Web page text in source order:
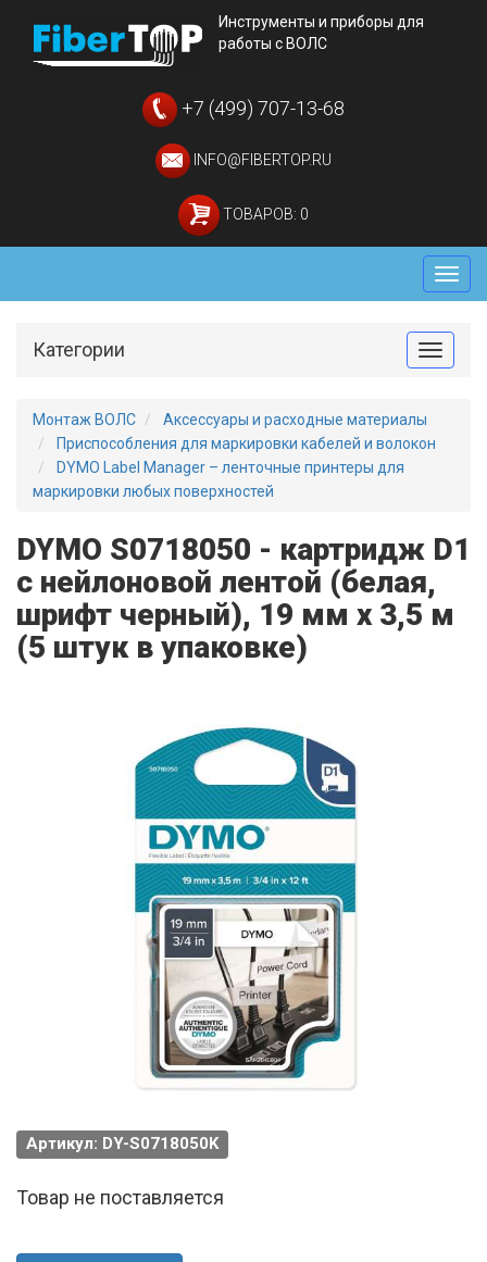
Инструменты и приборы для
работы с ВОЛС
+7 (499) 707-13-68
INFO@FIBERTOP.RU
ТОВАРОВ: 0
Меню
Toggle
Категории
Монтаж ВОЛС
Аксессуары и расходные материалы
Приспособления для маркировки кабелей и волокон
DYMO Label Manager – ленточные принтеры для
маркировки любых поверхностей
DYMO S0718050 - картридж D1
с нейлоновой лентой (белая,
шрифт черный), 19 мм х 3,5 м
(5 штук в упаковке)
Артикул: DY-S0718050K
Товар не поставляется